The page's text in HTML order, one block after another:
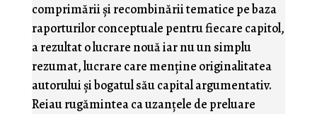
comprimării şi recombinării tematice pe baza
raporturilor conceptuale pentru fiecare capitol,
a rezultat o lucrare nouă iar nu un simplu
rezumat, lucrare care menţine originalitatea
autorului şi bogatul său capital argumentativ.
Reiau rugămintea ca uzanţele de preluare